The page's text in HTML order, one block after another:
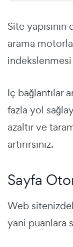
Site
arama
indekslenmesi
İç bağlantılar
fazla yol
azaltır ve
artırırsınız.
Sayfa
Web
yani puanlara